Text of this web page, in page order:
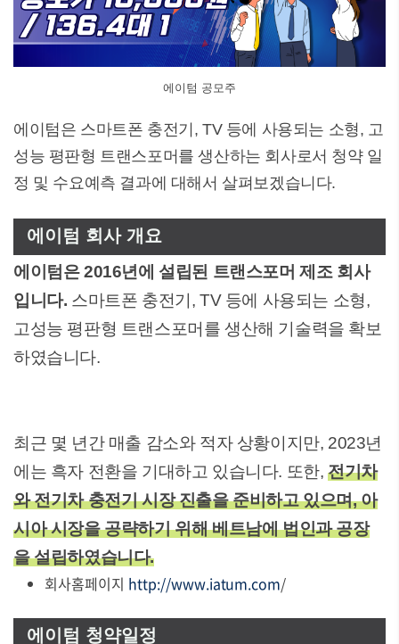
에이텀 공모주
에이텀은 스마트폰 충전기, TV 등에 사용되는 소형, 고
성능 평판형 트랜스포머를 생산하는 회사로서 청약 일
정 및 수요예측 결과에 대해서 살펴보겠습니다.
에이텀 회사 개요
에이텀은 2016년에 설립된 트랜스포머 제조 회사
입니다. 스마트폰 충전기, TV 등에 사용되는 소형,
고성능 평판형 트랜스포머를 생산해 기술력을 확보
하였습니다.
최근 몇 년간 매출 감소와 적자 상황이지만, 2023년
에는 흑자 전환을 기대하고 있습니다. 또한,전기차
와 전기차 충전기 시장 진출을 준비하고 있으며, 아
시아 시장을 공략하기 위해 베트남에 법인과 공장
을 설립하였습니다.
회사홈페이지 http://www.iatum.com/
에이텀 청약일정